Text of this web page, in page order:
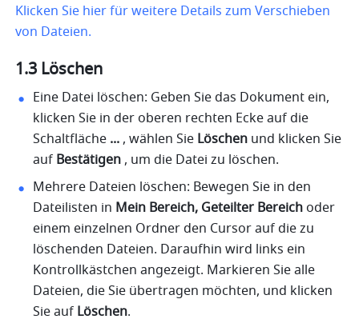
Klicken Sie hier für weitere Details zum Verschieben
von Dateien.
1.3 Löschen
Eine Datei löschen: Geben Sie das Dokument ein,
klicken Sie in der oberen rechten Ecke auf die
Schaltfläche ... , wählen Sie Löschen und klicken Sie
auf Bestätigen , um die Datei zu löschen.
Mehrere Dateien löschen: Bewegen Sie in den
Dateilisten in Mein Bereich, Geteilter Bereich oder
einem einzelnen Ordner den Cursor auf die zu
löschenden Dateien. Daraufhin wird links ein
Kontrollkästchen angezeigt. Markieren Sie alle
Dateien, die Sie übertragen möchten, und klicken
Sie auf Löschen.